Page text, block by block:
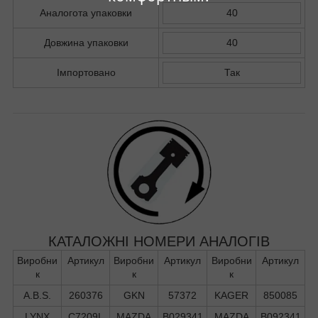
Аналогота упаковки 40
Довжина упаковки 40
Імпортовано Так
КАТАЛОЖНІ НОМЕРИ АНАЛОГІВ
Виробни
к
Артикул
Виробни
к
Артикул
Виробни
к
Артикул
A.B.S. 260376 GKN 57372 KAGER
850085